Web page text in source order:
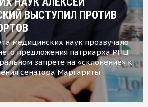
ВЫСТУПИЛ ПРОТИВ
медицинских наук прозвучало
предложения патриарха РПЦ
запрете на «склонение» к
сенатора Маргариты